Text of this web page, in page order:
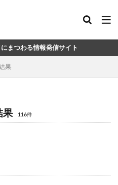
まつわる情報発信サイト
果
果 116件
グッズ
雑学